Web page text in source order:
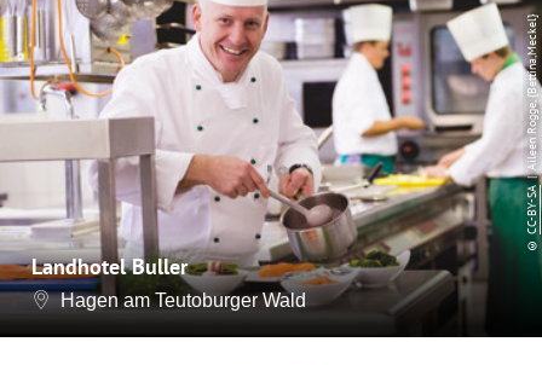
Landhotel Buller
Hagen am Teutoburger Wald
©
CC-BY-SA
| Aileen Rogge, {Bettina,Meckel}